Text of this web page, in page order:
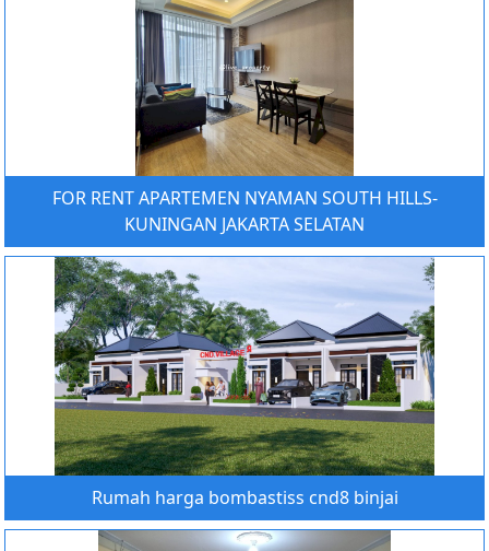
FOR RENT APARTEMEN NYAMAN SOUTH HILLS-
KUNINGAN JAKARTA SELATAN
Rumah harga bombastiss cnd8 binjai